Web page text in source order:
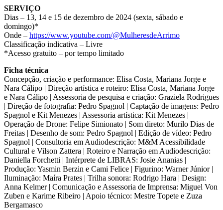
SERVIÇO
Dias – 13, 14 e 15 de dezembro de 2024 (sexta, sábado e
domingo)*
Onde – https://www.youtube.com/@MulheresdeArrimo
Classificação indicativa – Livre
*Acesso gratuito – por tempo limitado
Ficha técnica
Concepção, criação e performance: Elisa Costa, Mariana Jorge e
Nara Cálipo | Direção artística e roteiro: Elisa Costa, Mariana Jorge
e Nara Cálipo | Assessoria de pesquisa e criação: Graziela Rodrigues
| Direção de fotografia: Pedro Spagnol | Captação de imagens: Pedro
Spagnol e Kit Menezes | Assessoria artística: Kit Menezes |
Operação de Drone: Felipe Simionato | Som direto: Murilo Dias de
Freitas | Desenho de som: Pedro Spagnol | Edição de vídeo: Pedro
Spagnol | Consultoria em Audiodescrição: M&M Acessibilidade
Cultural e Vilson Zattera | Roteiro e Narração em Audiodescrição:
Daniella Forchetti | Intérprete de LIBRAS: Josie Ananias |
Produção: Yasmin Berzin e Cami Felice | Figurino: Warner Júnior |
Iluminação: Maíra Prates | Trilha sonora: Rodrigo Hara | Design:
Anna Kelmer | Comunicação e Assessoria de Imprensa: Miguel Von
Zuben e Karime Ribeiro | Apoio técnico: Mestre Topete e Zuza
Bergamasco